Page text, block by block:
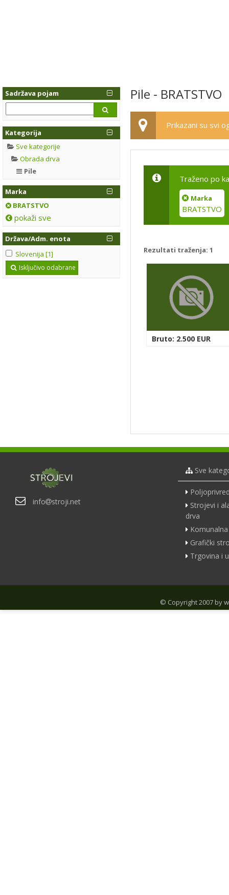
Sadržava pojam
Kategorija
Sve kategorije
Obrada drva
Pile
Marka
BRATSTVO
pokaži sve
Država/Adm. enota
Slovenija [1]
Isključivo odabrane
Pile - BRATSTVO
Prikazani su svi
Traženo po
Marka
BRATSTVO
Rezultati traženja: 1
Bruto: 2.500 EUR
info stroji.net
Sve
Strojevi i
drva
Grafički
Trgovina i
© Copyright 2007 by